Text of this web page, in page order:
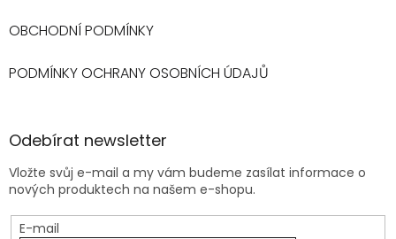
OBCHODNÍ PODMÍNKY
PODMÍNKY OCHRANY OSOBNÍCH ÚDAJŮ
Odebírat newsletter
Vložte svůj e-mail a my vám budeme zasílat informace o
nových produktech na našem e-shopu.
E-mail